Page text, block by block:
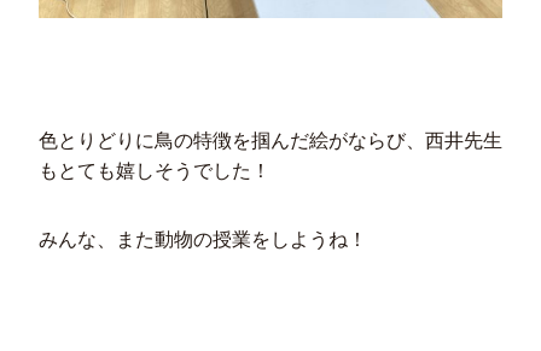
色とりどりに鳥の特徴を掴んだ絵がならび、西井先生
もとても嬉しそうでした！
みんな、また動物の授業をしようね！